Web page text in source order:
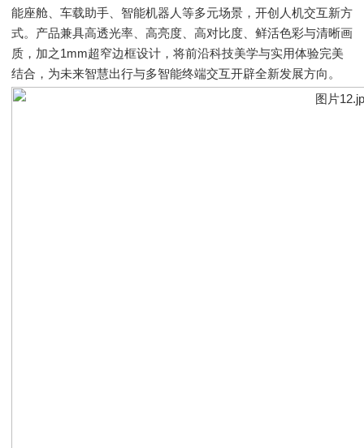
能座舱、车载助手、智能机器人等多元场景，开创人机交互新方
式。产品兼具高透光率、高亮度、高对比度、鲜活色彩与清晰画
质，加之1mm超窄边框设计，将前沿科技美学与实用体验完美
结合，为未来智慧出行与多智能终端交互开辟全新发展方向。